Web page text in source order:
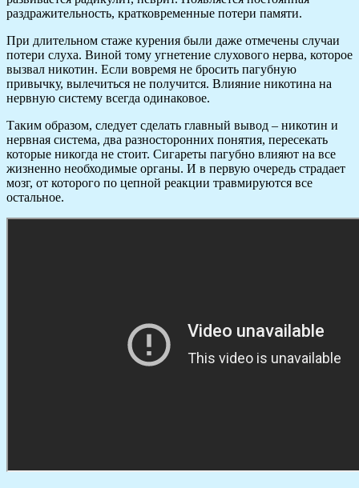
раздражительность, кратковременные потери памяти.
При длительном стаже курения были даже отмечены случаи
потери слуха. Виной тому угнетение слухового нерва, которое
вызвал никотин. Если вовремя не бросить пагубную
привычку, вылечиться не получится. Влияние никотина на
нервную систему всегда одинаковое.
Таким образом, следует сделать главный вывод – никотин и
нервная система, два разносторонних понятия, пересекать
которые никогда не стоит. Сигареты пагубно влияют на все
жизненно необходимые органы. И в первую очередь страдает
мозг, от которого по цепной реакции травмируются все
остальное.